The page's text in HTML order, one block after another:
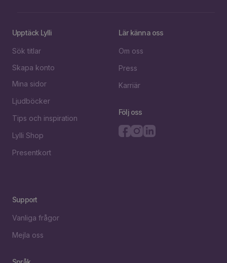
Upptäck Lylli
Sök titlar
Skapa konto
Mina sidor
Ljudböcker
Tips och inspiration
Lylli Shop
Presentkort
Lär känna oss
Om oss
Press
Karriär
Följ oss
Support
Vanliga frågor
Mejla oss